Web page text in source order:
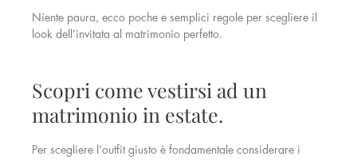
Niente paura, ecco poche e semplici regole per scegliere il
look dell’invitata al matrimonio perfetto.
Scopri come vestirsi ad un
matrimonio in estate.
Per scegliere l’outfit giusto è fondamentale considerare i